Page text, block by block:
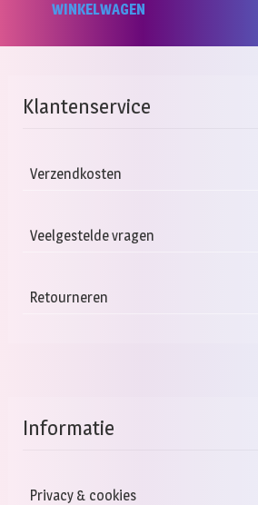
WINKELWAGEN
Klantenservice
Verzendkosten
Veelgestelde vragen
Retourneren
Informatie
Privacy & cookies